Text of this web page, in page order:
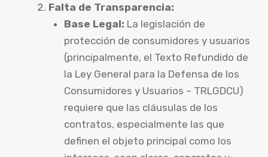
Falta de Transparencia:
Base Legal: La legislación de
protección de consumidores y usuarios
(principalmente, el Texto Refundido de
la Ley General para la Defensa de los
Consumidores y Usuarios – TRLGDCU)
requiere que las cláusulas de los
contratos, especialmente las que
definen el objeto principal como los